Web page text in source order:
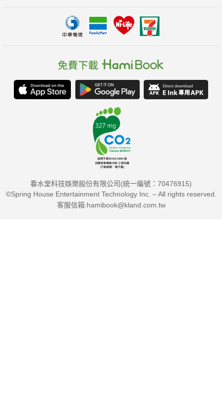
春水堂科技娛樂股份有限公司(統一編號：70476915)
©Spring House Entertainment Technology Inc. – All rights reserved.
客服信箱:hamibook@kland.com.tw